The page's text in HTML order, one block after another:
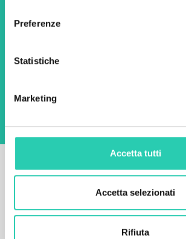
Preferenze
Statistiche
Marketing
Accetta tutti
Accetta selezionati
Rifiuta